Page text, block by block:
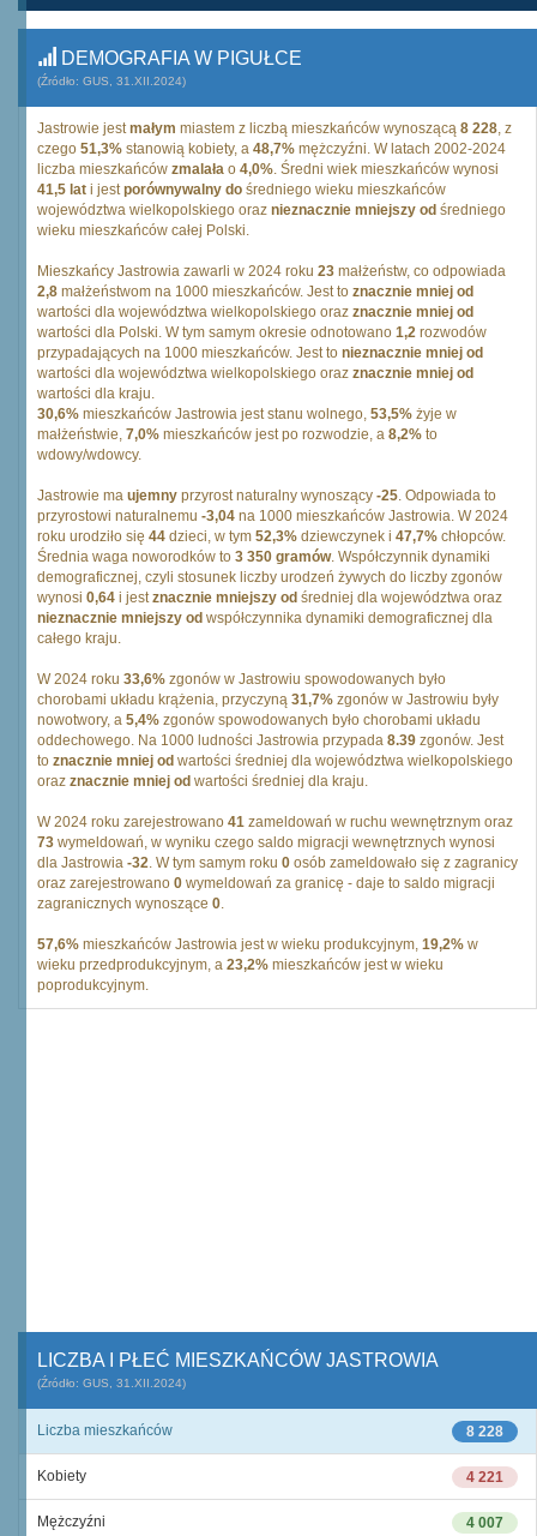
DEMOGRAFIA W PIGUŁCE
(Źródło: GUS, 31.XII.2024)
Jastrowie jest małym miastem z liczbą mieszkańców wynoszącą 8 228 , z
czego 51,3% stanowią kobiety, a 48,7% mężczyźni. W latach 2002-2024
liczba mieszkańców zmalała o 4,0% . Średni wiek mieszkańców wynosi
41,5 lat i jest porównywalny do średniego wieku mieszkańców
województwa wielkopolskiego oraz nieznacznie mniejszy od średniego
wieku mieszkańców całej Polski.
Mieszkańcy Jastrowia zawarli w 2024 roku 23 małżeństw, co odpowiada
2,8 małżeństwom na 1000 mieszkańców. Jest to znacznie mniej od
wartości dla województwa wielkopolskiego oraz znacznie mniej od
wartości dla Polski. W tym samym okresie odnotowano 1,2 rozwodów
przypadających na 1000 mieszkańców. Jest to nieznacznie mniej od
wartości dla województwa wielkopolskiego oraz znacznie mniej od
wartości dla kraju.
30,6% mieszkańców Jastrowia jest stanu wolnego, 53,5% żyje w
małżeństwie, 7,0% mieszkańców jest po rozwodzie, a 8,2% to
wdowy/wdowcy.
Jastrowie ma ujemny przyrost naturalny wynoszący -25 . Odpowiada to
przyrostowi naturalnemu -3,04 na 1000 mieszkańców Jastrowia. W 2024
roku urodziło się 44 dzieci, w tym 52,3% dziewczynek i 47,7% chłopców.
Średnia waga noworodków to 3 350 gramów. Współczynnik dynamiki
demograficznej, czyli stosunek liczby urodzeń żywych do liczby zgonów
wynosi 0,64 i jest znacznie mniejszy od średniej dla województwa oraz
nieznacznie mniejszy od współczynnika dynamiki demograficznej dla
całego kraju.
W 2024 roku 33,6% zgonów w Jastrowiu spowodowanych było
chorobami układu krążenia, przyczyną 31,7% zgonów w Jastrowiu były
nowotwory, a 5,4% zgonów spowodowanych było chorobami układu
oddechowego. Na 1000 ludności Jastrowia przypada 8.39 zgonów. Jest
to znacznie mniej od wartości średniej dla województwa wielkopolskiego
oraz znacznie mniej od wartości średniej dla kraju.
W 2024 roku zarejestrowano 41 zameldowań w ruchu wewnętrznym oraz
73 wymeldowań, w wyniku czego saldo migracji wewnętrznych wynosi
dla Jastrowia -32 . W tym samym roku 0 osób zameldowało się z zagranicy
oraz zarejestrowano 0 wymeldowań za granicę - daje to saldo migracji
zagranicznych wynoszące 0
57,6% mieszkańców Jastrowia jest w wieku produkcyjnym, 19,2% w
wieku przedprodukcyjnym, a 23,2% mieszkańców jest w wieku
poprodukcyjnym.
LICZBA I PŁEĆ MIESZKAŃCÓW JASTROWIA
(Źródło: GUS, 31.XII.2024)
8 228
Liczba mieszkańców
4 221
Kobiety
4 007
Mężczyźni